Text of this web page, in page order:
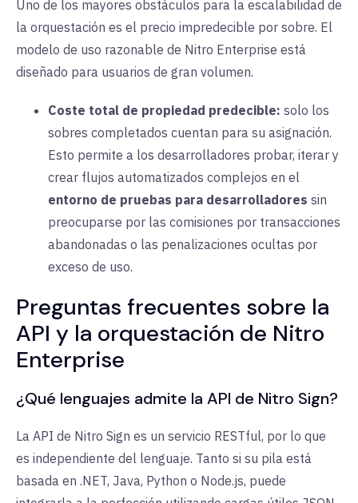
Uno de los mayores obstáculos para la escalabilidad de
la orquestación es el precio impredecible por sobre. El
modelo de uso razonable de Nitro Enterprise está
diseñado para usuarios de gran volumen.
Coste total de propiedad predecible: solo los
sobres completados cuentan para su asignación.
Esto permite a los desarrolladores probar, iterar y
crear flujos automatizados complejos en el
entorno de pruebas para desarrolladores sin
preocuparse por las comisiones por transacciones
abandonadas o las penalizaciones ocultas por
exceso de uso.
Preguntas frecuentes sobre la
API y la orquestación de Nitro
Enterprise
¿Qué lenguajes admite la API de Nitro Sign?
La API de Nitro Sign es un servicio RESTful, por lo que
es independiente del lenguaje. Tanto si su pila está
basada en .NET, Java, Python o Node.js, puede